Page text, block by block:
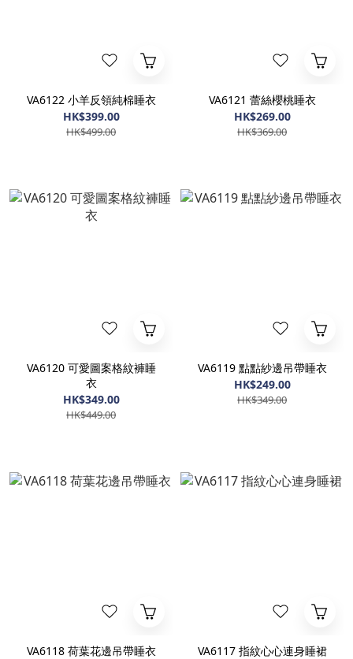
VA6122 小羊反領純棉睡衣
HK$399.00
HK$499.00
VA6121 蕾絲櫻桃睡衣
HK$269.00
HK$369.00
VA6120 可愛圖案格紋褲睡
衣
HK$349.00
HK$449.00
VA6119 點點紗邊吊帶睡衣
HK$249.00
HK$349.00
VA6118 荷葉花邊吊帶睡衣
VA6117 指紋心心連身睡裙